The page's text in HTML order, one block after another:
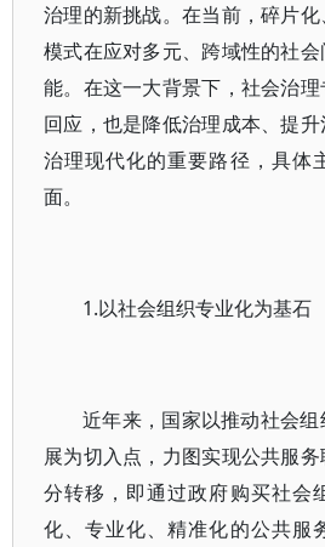
治理的新挑战。在当前，碎片
模式在应对多元、跨域性的社
能。在这一大背景下，社会治
回应，也是降低治理成本、提
治理现代化的重要路径，具体
面。
1.以社会组织专业化为基石
近年来，国家以推动社会
展为切入点，力图实现公共服
分转移，即通过政府购买社会
化、专业化、精准化的公共服